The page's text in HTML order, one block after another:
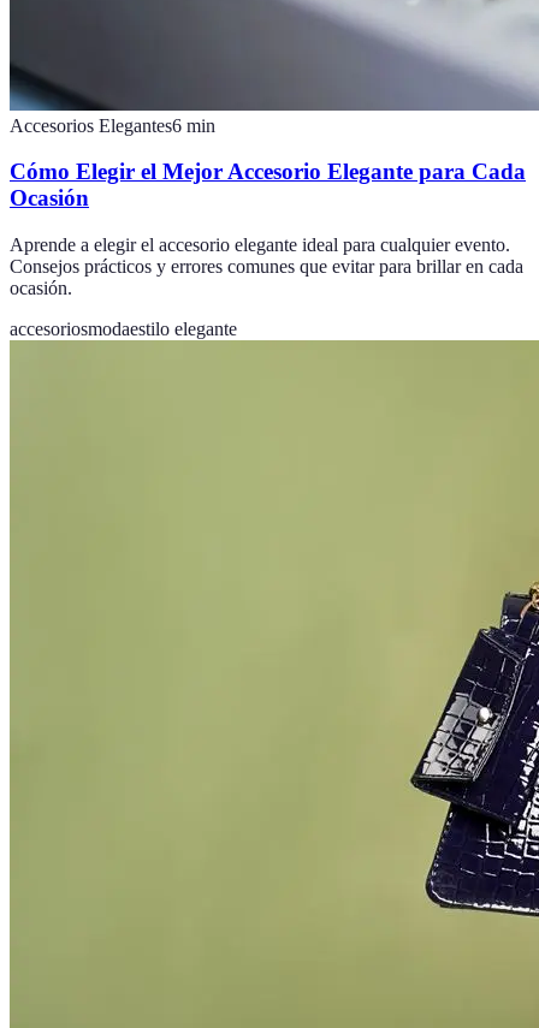
Accesorios Elegantes6 min
Cómo Elegir el Mejor Accesorio Elegante para Cada
Ocasión
Aprende a elegir el accesorio elegante ideal para cualquier evento.
Consejos prácticos y errores comunes que evitar para brillar en cada
ocasión.
accesoriosmodaestilo elegante